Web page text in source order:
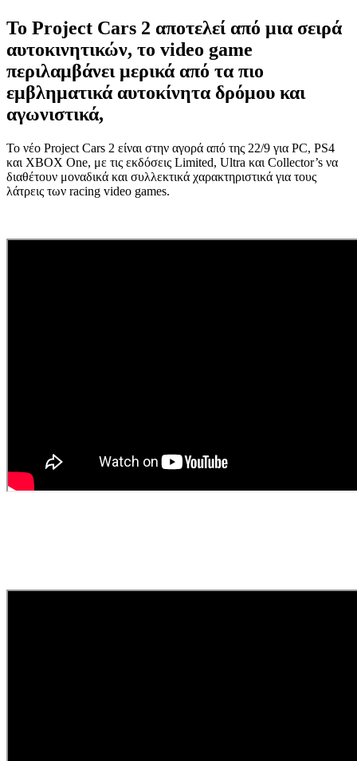
Το Project Cars 2 αποτελεί από μια σειρά
αυτοκινητικών, το video game
περιλαμβάνει μερικά από τα πιο
εμβληματικά αυτοκίνητα δρόμου και
αγωνιστικά,
Το νέο Project Cars 2 είναι στην αγορά από της 22/9 για PC, PS4
και XBOX One, με τις εκδόσεις Limited, Ultra και Collector’s να
διαθέτουν μοναδικά και συλλεκτικά χαρακτηριστικά για τους
λάτρεις των racing video games.